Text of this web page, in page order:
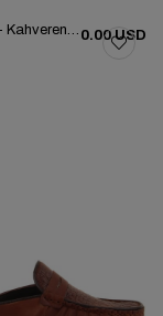
Sail Lakers - Kahverengi Deri Kadın Ev Terliği 109-557-X 0.00 USD